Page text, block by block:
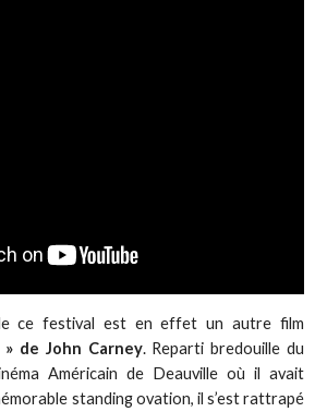
ce festival est en effet un autre film
de John Carney. Reparti bredouille du
Américain de Deauville où il avait
standing ovation, il s’est rattrapé